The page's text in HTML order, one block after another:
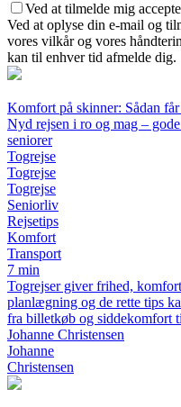
Ved at tilmelde mig
Ved at oplyse din e-mail og
vores vilkår og vores
kan til enhver tid afmelde dig.
Komfort på skinner: Sådan
Nyd rejsen i ro og mag –
seniorer
Togrejse
Togrejse
Togrejse
Seniorliv
Rejsetips
Komfort
Transport
7 min
Togrejser giver frihed,
planlægning og de rette tips
fra billetkøb og siddekomfort
Johanne Christensen
Johanne
Christensen